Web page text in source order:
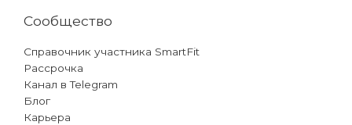
Сообщество
Справочник участника SmartFit
Рассрочка
Канал в Telegram
Блог
Карьера